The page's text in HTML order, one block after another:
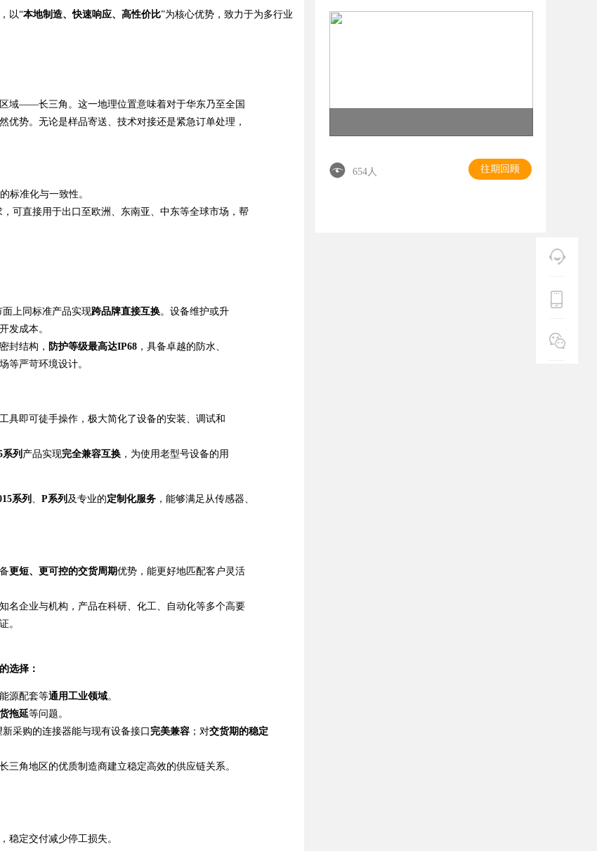
以“本地制造、快速响应、高性价比”为核心优势，致力于为多行业
区域——长三角。这一地理位置意味着对于华东乃至全国
优势。无论是样品寄送、技术对接还是紧急订单处理，
标准化与一致性。
，可直接用于出口至欧洲、东南亚、中东等全球市场，帮
面上同标准产品实现跨品牌直接互换。设备维护或升
发成本。
封结构， 防护等级最高达IP68 ，具备卓越的防水、
等严苛环境设计。
具即可徒手操作，极大简化了设备的安装、调试和
列 产品实现完全兼容互换 ，为使用老型号设备的用
系列 、 P系列 及专业的定制化服务 ，能够满足从传感器、
更短、更可控的交货周期优势，能更好地匹配客户灵活
名企业与机构，产品在科研、化工、自动化等多个高要
。
选择：
源配套等通用工业领域。
拖延等问题。
采购的连接器能与现有设备接口 完美兼容 ；对交货期的稳定
三角地区的优质制造商建立稳定高效的供应链关系。
稳定交付减少停工损失。
654人 往期回顾